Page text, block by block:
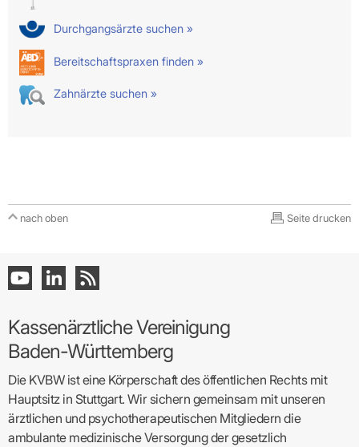
Durchgangsärzte suchen »
Bereitschaftspraxen finden »
Zahnärzte suchen »
nach oben Seite drucken
Kassenärztliche Vereinigung
Baden-Württemberg
Die KVBW ist eine Körperschaft des öffentlichen Rechts mit
Hauptsitz in Stuttgart. Wir sichern gemeinsam mit unseren
ärztlichen und psychotherapeutischen Mitgliedern die
ambulante medizinische Versorgung der gesetzlich